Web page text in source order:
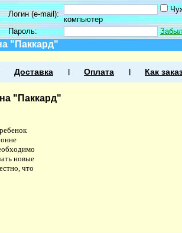
Логин (e-mail):
компьютер
Пароль:
"Паккард"
Доставка Оплата Как
"Паккард"
новые
что